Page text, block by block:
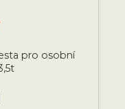
pro osobní